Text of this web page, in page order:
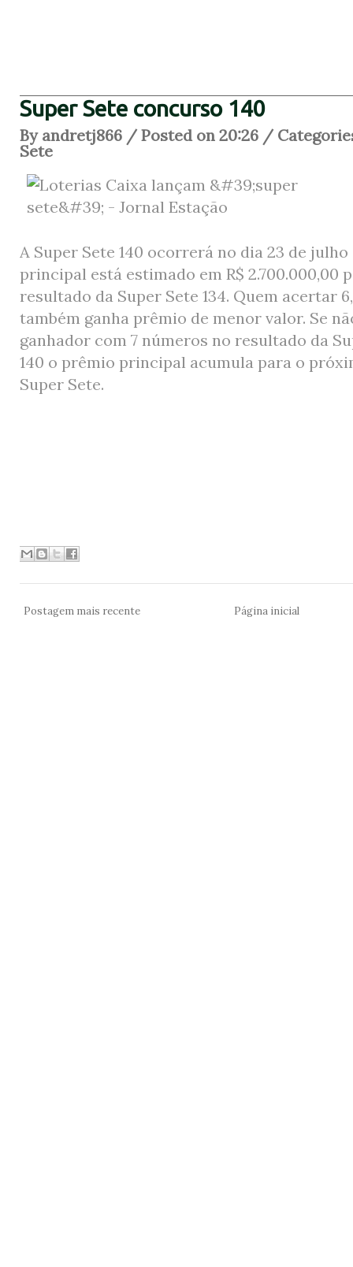
Super Sete concurso 140
By andretj866 / Posted on 20:26 /
Sete
A Super Sete 140 ocorrerá no dia 23 de julho
principal está estimado em R$ 2.700.000,00
resultado da Super Sete 134. Quem acertar
também ganha prêmio de menor valor. Se
ganhador com 7 números no resultado da
140 o prêmio principal acumula para o
Super Sete.
Postagem mais recente Página inicial